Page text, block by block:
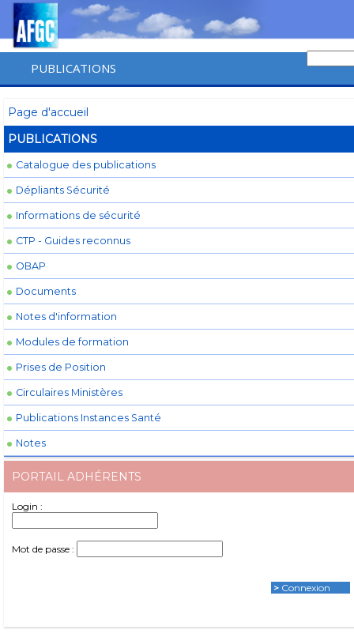
PUBLICATIONS
Page d'accueil
PUBLICATIONS
Catalogue des publications
Dépliants Sécurité
Informations de sécurité
CTP - Guides reconnus
OBAP
Documents
Notes d'information
Modules de formation
Prises de Position
Circulaires Ministères
Publications Instances Santé
Notes
PORTAIL ADHÉRENTS
Login :
Mot de passe :
> Connexion